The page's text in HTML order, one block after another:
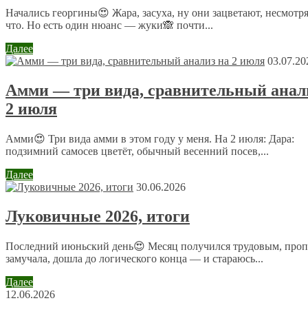
Имя*
Сайт
персональных данных.Политика конфиденциальности
Начались георгины😍 Жара, засуха, ну они зацветают,
что. Но есть один нюанс — жуки🙈 почти...
Далее
Амми — три вида, сравнительный
2 июля
Амми😍 Три вида амми в этом году у меня. На 2 июля: Дара:
подзимний самосев цветёт, обычный весенний посев,...
Далее
30.06.2026
Луковичные 2026, итоги
Последний июньский день😍 Месяц получился трудовым,
замучала, дошла до логического конца — и стараюсь...
Далее
12.06.2026